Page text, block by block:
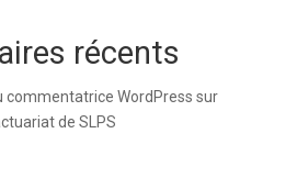
récents
commentatrice WordPress sur
de SLPS